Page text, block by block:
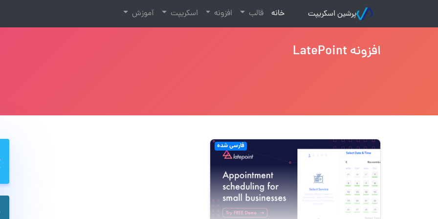
پرشین اسکریپت خانه
(current) قالب افزونه اسکریپت آموزش
افزونه LatePoint
فارسی شده